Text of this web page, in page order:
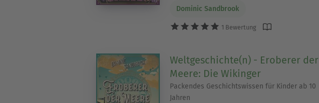
Dominic Sandbrook
1 Bewertung
Weltgeschichte(n) - Eroberer der
Meere: Die Wikinger
Packendes Geschichtswissen für Kinder ab 10
Jahren